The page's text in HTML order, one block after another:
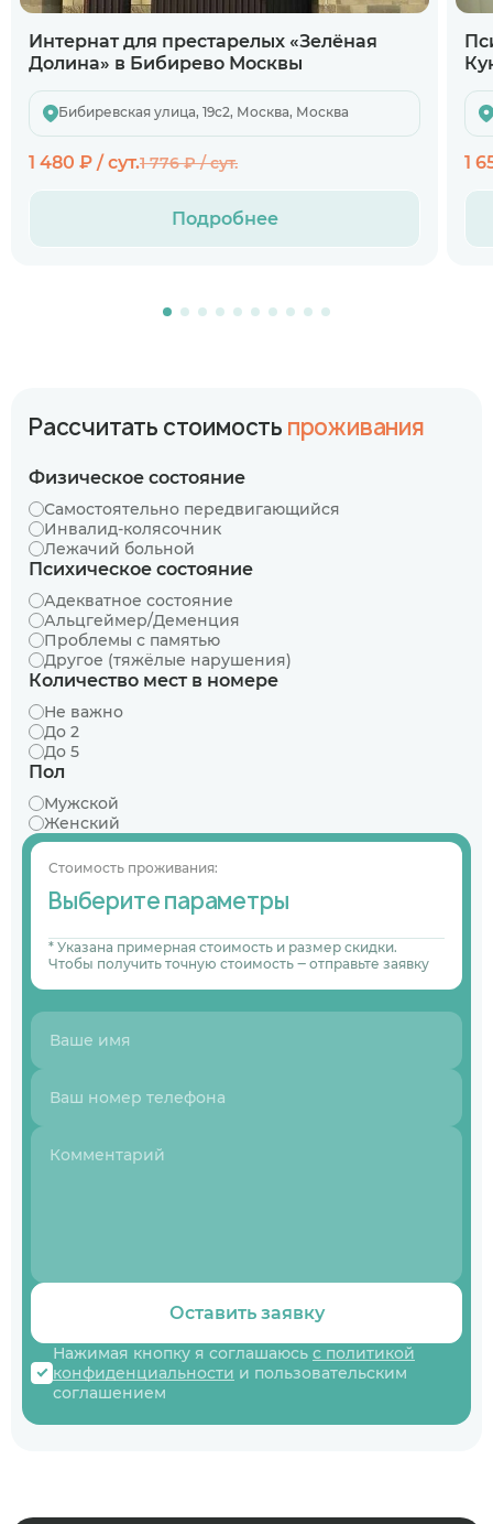
Интернат для престарелых «Зелёная
Долина» в Бибирево Москвы
Бибиревская улица, 19с2, Москва, Москва
1 480 ₽ / сут.1 776 ₽ / сут.
Подробнее
1
Рассчитать стоимость проживания
Физическое состояние
Самостоятельно передвигающийся
Инвалид-колясочник
Лежачий больной
Психическое состояние
Адекватное состояние
Альцгеймер/Деменция
Проблемы с памятью
Другое (тяжёлые нарушения)
Количество мест в номере
Не важно
До 2
До 5
Пол
Мужской
Женский
Стоимость проживания:
Выберите параметры
* Указана примерная стоимость и размер скидки.
Чтобы получить точную стоимость ‒ отправьте заявку
Оставить заявку
Нажимая кнопку я соглашаюсь с политикой
конфиденциальности и пользовательским
соглашением